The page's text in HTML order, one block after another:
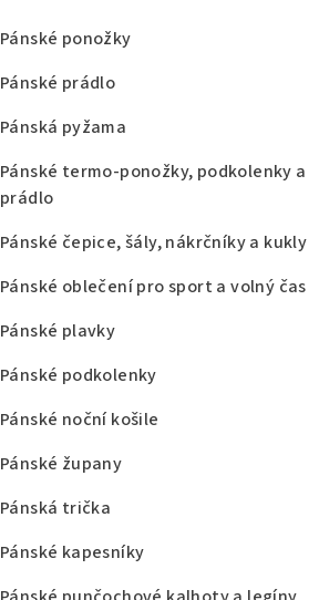
Pánské ponožky
Pánské prádlo
Pánská pyžama
Pánské termo-ponožky, podkolenky a
prádlo
Pánské čepice, šály, nákrčníky a kukly
Pánské oblečení pro sport a volný čas
Pánské plavky
Pánské podkolenky
Pánské noční košile
Pánské župany
Pánská trička
Pánské kapesníky